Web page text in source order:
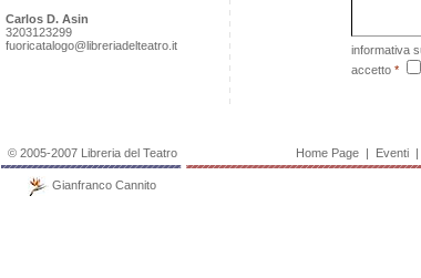
Carlos D. Asin
3203123299
fuoricatalogo@libreriadelteatro.it
informativa
accetto *
© 2005-2007 Libreria del Teatro Home Page | Eventi |
Gianfranco Cannito